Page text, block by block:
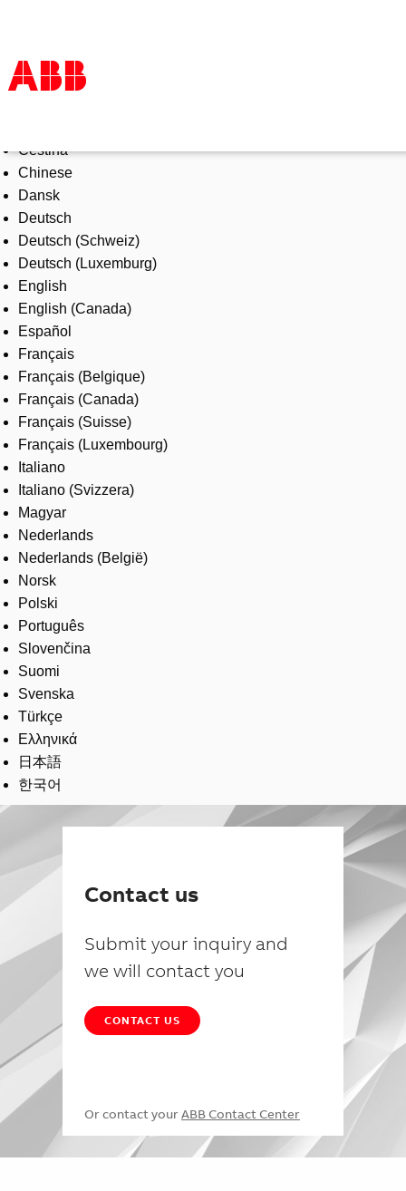
Products & Solutions
Industries
Services
About us
Where to buy
Contact us
Careers
Čeština
Chinese
Dansk
Deutsch
Deutsch (Schweiz)
Deutsch (Luxemburg)
English
English (Canada)
Español
Français
Français (Belgique)
Français (Canada)
Français (Suisse)
Français (Luxembourg)
Italiano
Italiano (Svizzera)
Magyar
Nederlands
Nederlands (België)
Norsk
Polski
Português
Slovenčina
Suomi
Svenska
Türkçe
Ελληνικά
日本語
한국어
Contact us
Submit your inquiry and
we will contact you
CONTACT US
Or contact your ABB Contact Center